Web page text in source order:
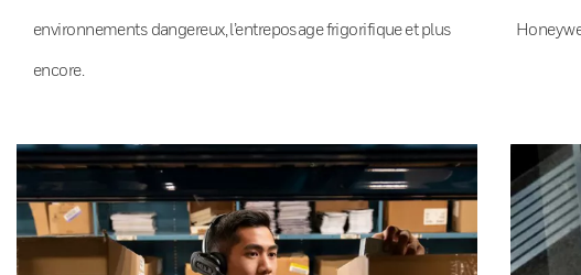
environnements dangereux, l’entreposage frigorifique et plus
encore.